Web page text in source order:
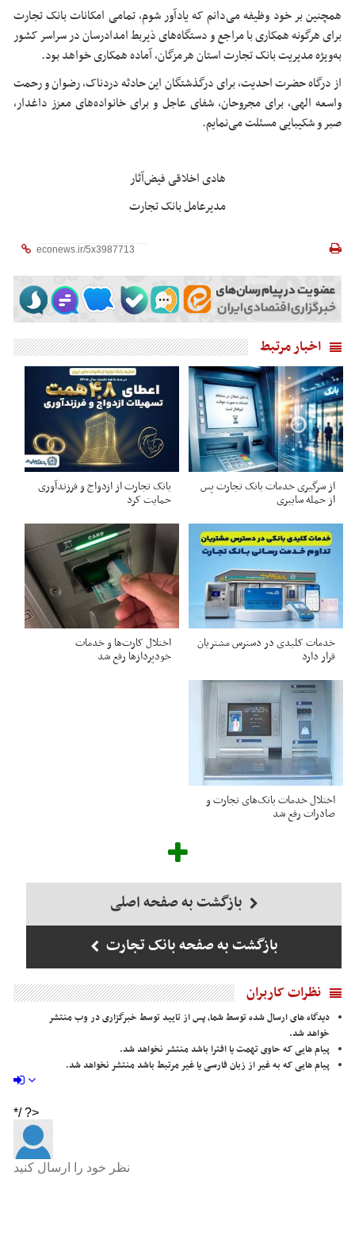
همچنین بر خود وظیفه می‌دانم که یادآور شوم، تمامی امکانات بانک تجارت
برای هرگونه همکاری با مراجع و دستگاه‌های ذیربط امداد‌رسان در سراسر کشور
به‌ویژه مدیریت بانک تجارت استان هرمزگان، آماده همکاری خواهد بود.
از درگاه حضرت احدیت، برای درگذشتگان این حادثه دردناک، رضوان و رحمت
واسعه الهی، برای مجروحان، شفای عاجل و برای خانواده‌های معزز داغدار،
صبر و شکیبایی مسئلت می‌نمایم.
هادی اخلاقی فیض‌آثار
مدیرعامل بانک تجارت
اخبار مرتبط
از سرگیری خدمات بانک تجارت پس
از حمله سایبری
بانک تجارت از ازدواج و فرزندآوری
حمایت کرد
خدمات کلیدی در دسترس مشتریان
قرار دارد
اختلال کارت‌ها و خدمات
خودپردازها رفع شد
اختلال خدمات بانک‌های تجارت و
صادرات رفع شد
بازگشت به صفحه اصلی
بازگشت به صفحه بانک تجارت
نظرات کاربران
دیدگاه های ارسال شده توسط شما، پس از تایید توسط خبرگزاری در وب منتشر
خواهد شد.
پیام هایی که حاوی تهمت یا افترا باشد منتشر نخواهد شد.
پیام هایی که به غیر از زبان فارسی یا غیر مرتبط باشد منتشر نخواهد شد.